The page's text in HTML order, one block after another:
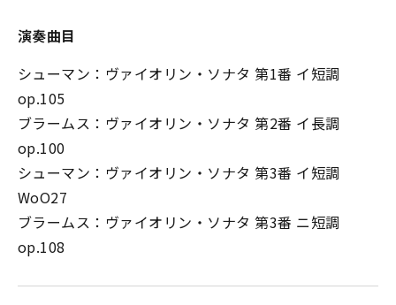
演奏曲目
シューマン：ヴァイオリン・ソナタ 第1番 イ短調
op.105
ブラームス：ヴァイオリン・ソナタ 第2番 イ長調
op.100
シューマン：ヴァイオリン・ソナタ 第3番 イ短調
WoO27
ブラームス：ヴァイオリン・ソナタ 第3番 ニ短調
op.108